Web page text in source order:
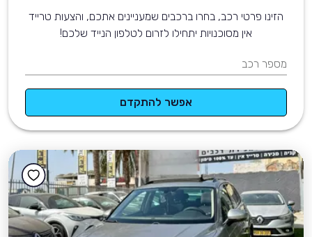
הזינו פרטי רכב, בחרו ברכבים שמעניינים אתכם, והצעות טרייד
אין מסוכנויות יתחילו לזרום לטלפון הנייד שלכם!
מספר רכב
אפשר להתקדם